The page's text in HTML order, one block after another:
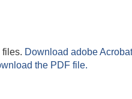
files. Download adobe
the PDF file.